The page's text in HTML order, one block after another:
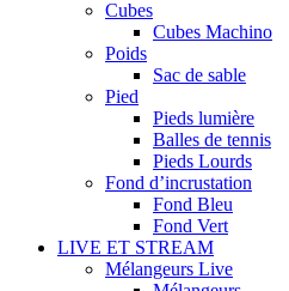
Cubes
Cubes Machino
Poids
Sac de sable
Pied
Pieds lumière
Balles de tennis
Pieds Lourds
Fond d’incrustation
Fond Bleu
Fond Vert
LIVE ET STREAM
Mélangeurs Live